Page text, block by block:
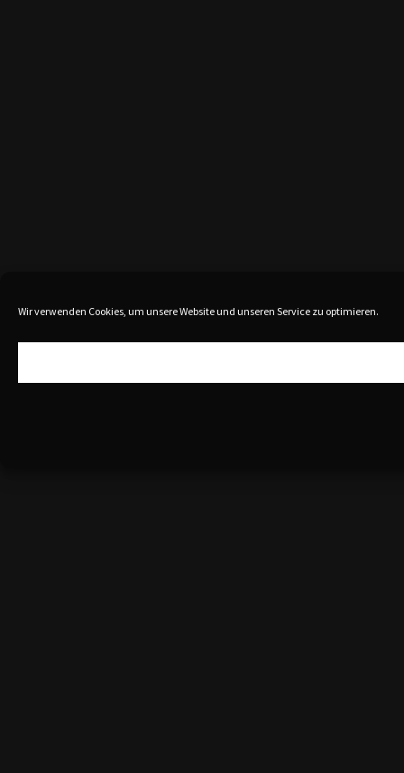
Wir verwenden Cookies, um unsere Website und unseren Service zu optimieren.